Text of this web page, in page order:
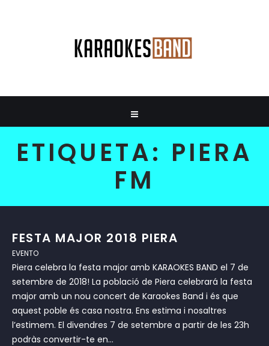
ETIQUETA: PIERA
FM
FESTA MAJOR 2018 PIERA
EVENTO
Piera celebra la festa major amb KARAOKES BAND el 7 de
setembre de 2018! La població de Piera celebrará la festa
major amb un nou concert de Karaokes Band i és que
aquest poble és casa nostra. Ens estima i nosaltres
l’estimem. El divendres 7 de setembre a partir de les 23h
podràs convertir-te en...